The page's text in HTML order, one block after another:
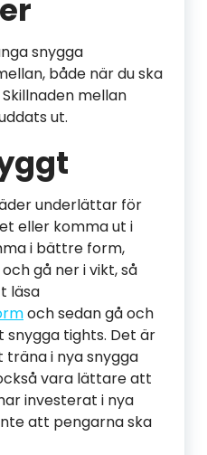
snygga
både när du ska
mellan
ut.
underlättar för
eller komma ut i
i bättre form,
gå ner i vikt, så
läsa
och sedan gå och
tights. Det är
i nya snygga
vara lättare att
investerat i nya
att pengarna ska